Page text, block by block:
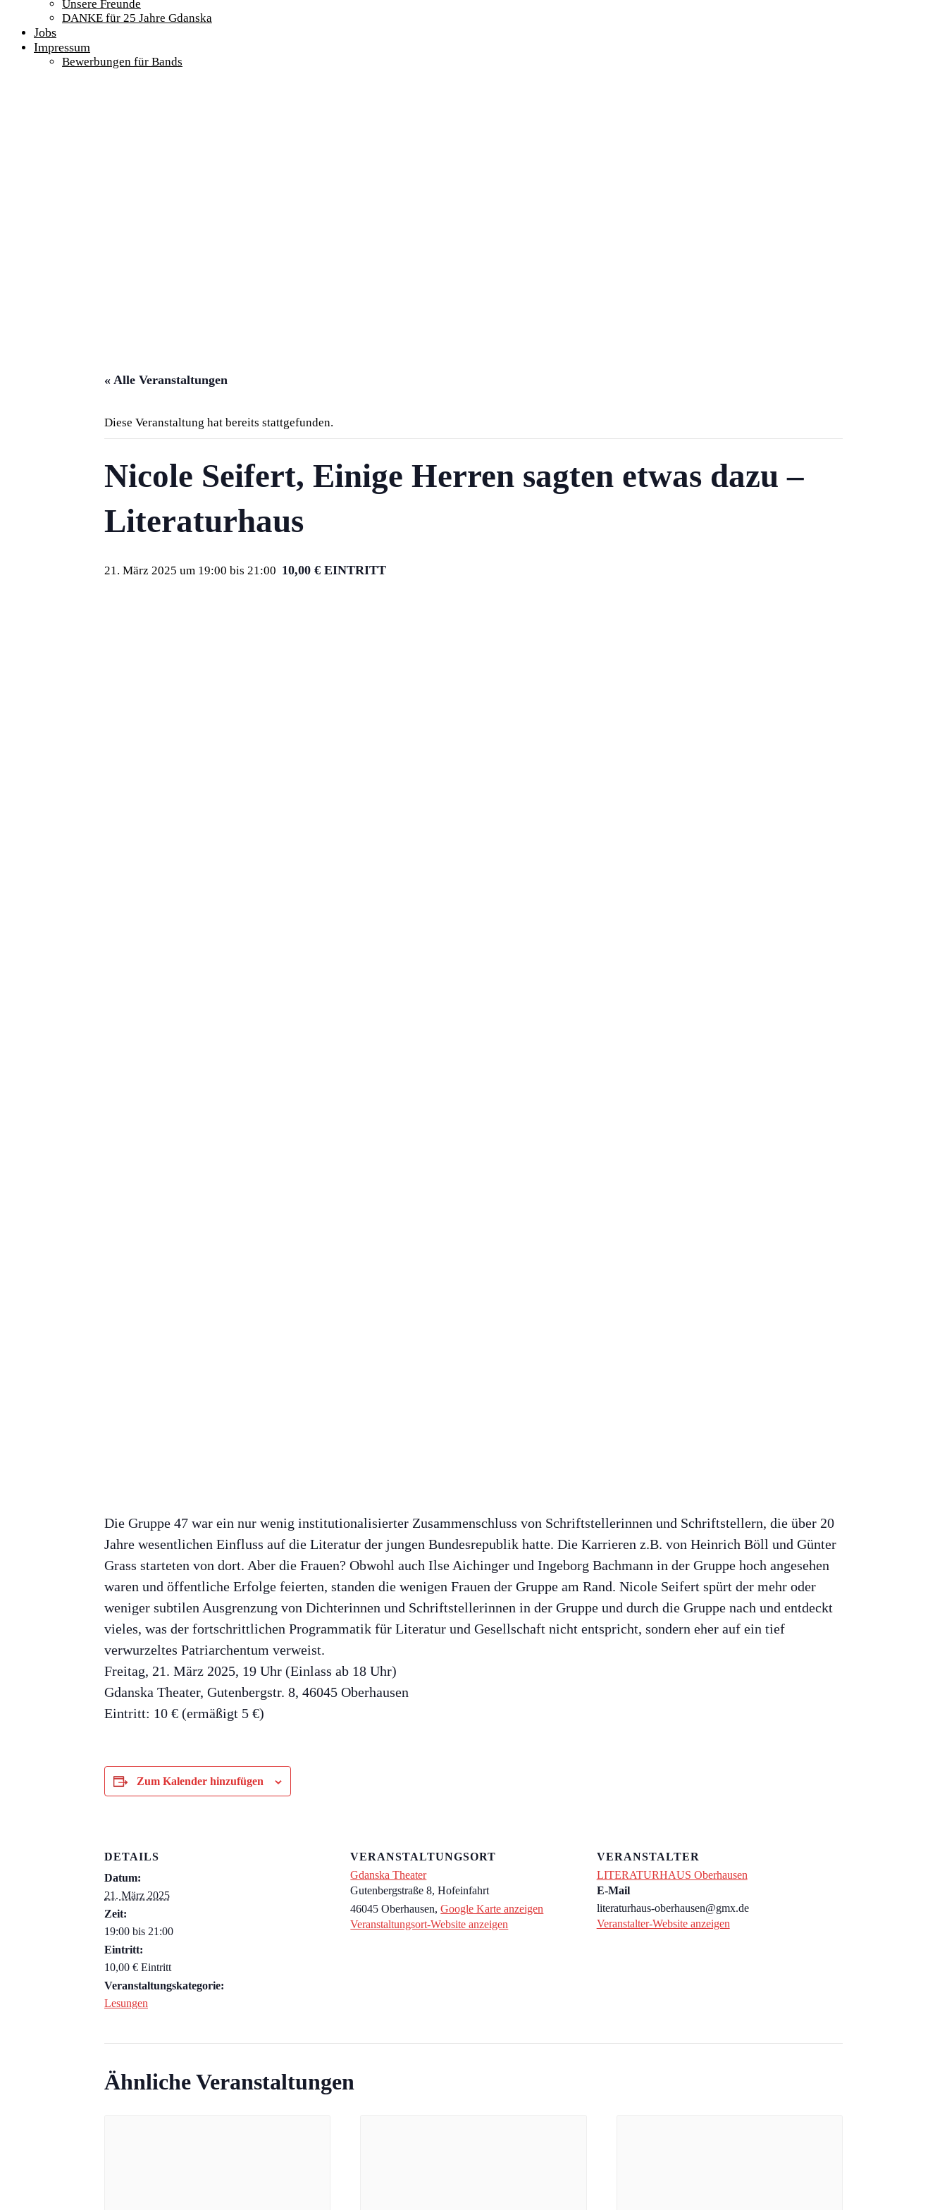
Unsere Freunde
DANKE für 25 Jahre Gdanska
Jobs
Impressum
Bewerbungen für Bands
« Alle Veranstaltungen
Diese Veranstaltung hat bereits stattgefunden.
Nicole Seifert, Einige Herren sagten etwas dazu –
Literaturhaus
21. März 2025 um 19:00 bis 21:00 10,00 € EINTRITT
Die Gruppe 47 war ein nur wenig institutionalisierter Zusammenschluss von Schriftstellerinnen und Schriftstellern, die über 20
Jahre wesentlichen Einfluss auf die Literatur der jungen Bundesrepublik hatte. Die Karrieren z.B. von Heinrich Böll und Günter
Grass starteten von dort. Aber die Frauen? Obwohl auch Ilse Aichinger und Ingeborg Bachmann in der Gruppe hoch angesehen
waren und öffentliche Erfolge feierten, standen die wenigen Frauen der Gruppe am Rand. Nicole Seifert spürt der mehr oder
weniger subtilen Ausgrenzung von Dichterinnen und Schriftstellerinnen in der Gruppe und durch die Gruppe nach und entdeckt
vieles, was der fortschrittlichen Programmatik für Literatur und Gesellschaft nicht entspricht, sondern eher auf ein tief
verwurzeltes Patriarchentum verweist.
Freitag, 21. März 2025, 19 Uhr (Einlass ab 18 Uhr)
Gdanska Theater, Gutenbergstr. 8, 46045 Oberhausen
Eintritt: 10 € (ermäßigt 5 €)
Zum Kalender hinzufügen
DETAILS
Datum:
21. März 2025
Zeit:
19:00 bis 21:00
Eintritt:
10,00 € Eintritt
Veranstaltungskategorie:
Lesungen
VERANSTALTUNGSORT
Gdanska Theater
Gutenbergstraße 8, Hofeinfahrt
46045 Oberhausen, Google Karte anzeigen
Veranstaltungsort-Website anzeigen
VERANSTALTER
LITERATURHAUS Oberhausen
E-Mail
literaturhaus-oberhausen@gmx.de
Veranstalter-Website anzeigen
Ähnliche Veranstaltungen